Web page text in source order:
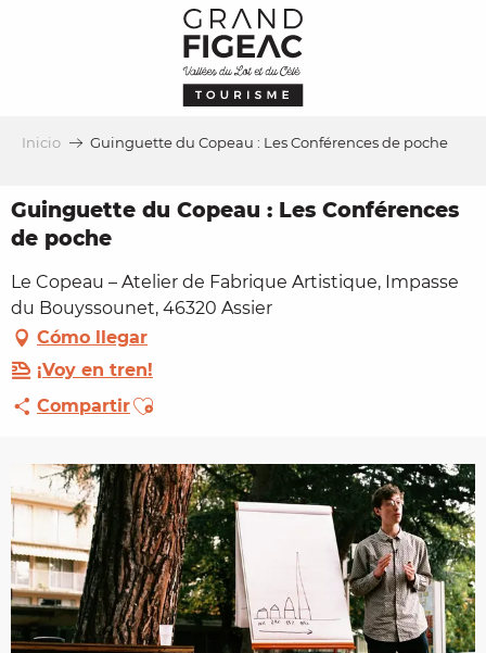
Inicio Guinguette du Copeau : Les Conférences de poche
Guinguette du Copeau : Les Conférences
de poche
Le Copeau – Atelier de Fabrique Artistique, Impasse
du Bouyssounet, 46320 Assier
Cómo llegar
¡Voy en tren!
CompartirAjouter aux favoris